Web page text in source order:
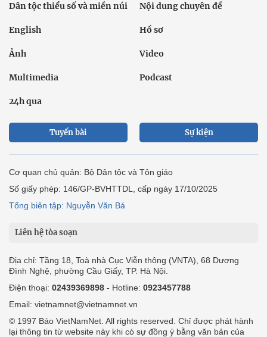
Dân tộc thiểu số và miền núi Nội dung chuyên đề
English Hồ sơ
Ảnh Video
Multimedia Podcast
24h qua
Tuyến bài Sự kiện
Cơ quan chủ quản: Bộ Dân tộc và Tôn giáo
Số giấy phép: 146/GP-BVHTTDL, cấp ngày 17/10/2025
Tổng biên tập: Nguyễn Văn Bá
Liên hệ tòa soạn
Địa chỉ: Tầng 18, Toà nhà Cục Viễn thông (VNTA), 68 Dương
Đình Nghệ, phường Cầu Giấy, TP. Hà Nội.
Điện thoại: 02439369898 - Hotline: 0923457788
Email: vietnamnet@vietnamnet.vn
© 1997 Báo VietNamNet. All rights reserved. Chỉ được phát hành
lại thông tin từ website này khi có sự đồng ý bằng văn bản của